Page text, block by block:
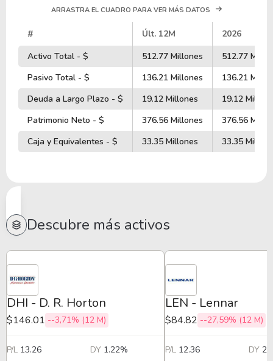
ARRASTRA EL CUADRO PARA VER MÁS DATOS
# Últ. 12M
2026
Activo Total - $
512.77 Millones
512.77
Pasivo Total - $
136.21 Millones
136.21
Deuda a Largo Plazo - $
19.12 Millones
19.12
Patrimonio Neto - $
376.56 Millones
376.56
Caja y Equivalentes - $
33.35 Millones 33.35
Descubre más activos
DHI - D. R. Horton
$146.01 --3,71% (12 M)
P/L 13.26 DY 1.22%
LEN - Lennar
$84.82 --27,59% (12 M)
P/L 12.36 DY